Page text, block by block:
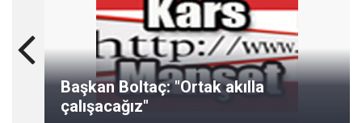
Başkan Boltaç: "Ortak akılla
çalışacağız"